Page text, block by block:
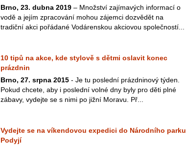
Brno, 23. dubna 2019 – Množství zajímavých informací o
vodě a jejím zpracování mohou zájemci dozvědět na
tradiční akci pořádané Vodárenskou akciovou společností...
10 tipů na akce, kde stylově s dětmi oslavit konec
prázdnin
Brno, 27. srpna 2015 - Je tu poslední prázdninový týden.
Pokud chcete, aby i poslední volné dny byly pro děti plné
zábavy, vydejte se s nimi po jižní Moravu. Př...
Vydejte se na víkendovou expedici do Národního parku
Podyjí